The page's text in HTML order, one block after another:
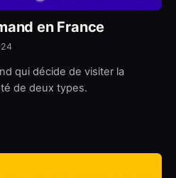
en France
qui décide de visiter la
de deux types.